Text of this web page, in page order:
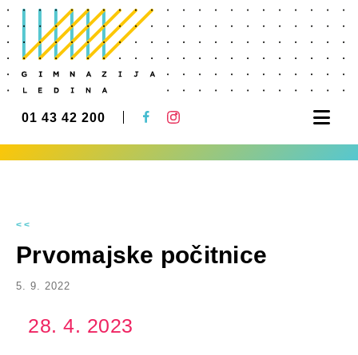
01 43 42 200
<<
Prvomajske počitnice
5. 9. 2022
28. 4. 2023